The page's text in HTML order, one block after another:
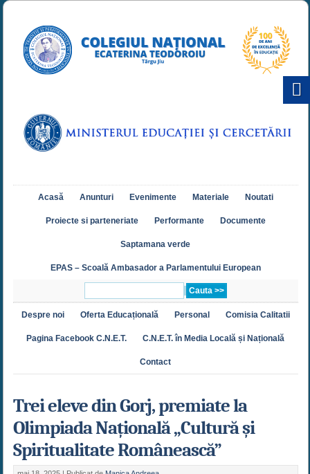
Acasă Anunturi Evenimente Materiale Noutati
Proiecte si parteneriate Performante Documente
Saptamana verde
EPAS – Scoală Ambasador a Parlamentului European
Despre noi Oferta Educațională Personal Comisia Calitatii
Pagina Facebook C.N.E.T. C.N.E.T. în Media Locală și Națională
Contact
Trei eleve din Gorj, premiate la
Olimpiada Națională „Cultură și
Spiritualitate Românească”